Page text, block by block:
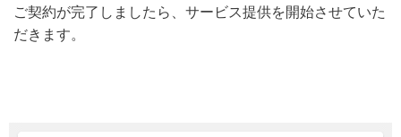
ご契約が完了しましたら、サービス提供を開始させていた
だきます。